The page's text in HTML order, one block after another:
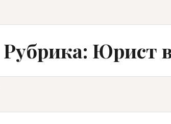
Рубрика: Юрист